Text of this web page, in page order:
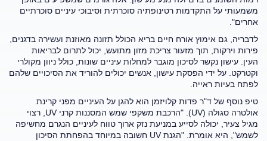
משמעותי על התקדמות רטינופתיה סוכרתית וסיבוכי עיניים סוכרתיים
אחרים".
לדבריה, גם אימוץ אורח חיים בריא הכולל תזונה מאוזנת ועשירה בדגנים,
פירות וירקות, תוך מזעור צריכת מזון מתועש, יכול לתרום לבריאות
העין. עישון נקשר לסיכון מוגבר למחלות עיניים שונות, כולל ניוון מקולרי
וקטרקט. על ידי הפסקת עישון, אנשים יכולים להוריד את הסיכויים שלהם
לפתח בעיות ראייה.
טיפ נוסף של ד"ר פדות קלויזמן הוא להגן על העיניים מפני קרינת
אולטרה סגולה (UV). "הרכבת משקפי שמש המסננות קרני UV, רצוי
מגיל צעיר, יכולה לסייע במניעת נזק ארוך טווח לעיניים הנגרם מחשיפה
לשמש", היא אומרת. "הגנת UV חשובה במיוחד בהפחתת הסיכון